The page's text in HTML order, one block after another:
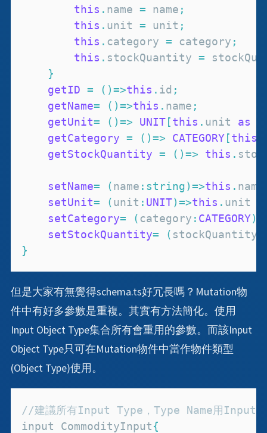
this . name = name ;
this . unit = unit ;
this . category = category ;
this . stockQuantity =
}
getID = ( )=>this . id ;
getName= ( )=>this . name ;
getUnit= ( )=> UNIT[this . unit as
getCategory = ( )=> CATEGORY[this
getStockQuantity = ( )=> this .
setName= (name : string)=>this . name
setUnit= (unit : UNIT)=>this . unit
setCategory= (category : CATEGORY)
setStockQuantity= ( stockQuantity
}
但是大家有無覺得schema.ts好冗長嗎？Mutation物
件中有好多參數是重複。其實有方法簡化。使用
Input Object Type集合所有會重用的參數。而該Input
Object Type只可在Mutation物件中當作物件類型
(Object Type)使用。
//建議所有Input Type，Type Name用Input結
input CommodityInput{